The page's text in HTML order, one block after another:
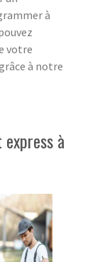
à
votre
à notre
à